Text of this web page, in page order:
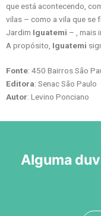
que está acontecendo,
vilas – como a vila que se
Jardim Iguatemi – , mais
A propósito, Iguatemi
Fonte: 450 Bairros São
Editora: Senac São Paulo
Autor: Levino Ponciano
Alguma